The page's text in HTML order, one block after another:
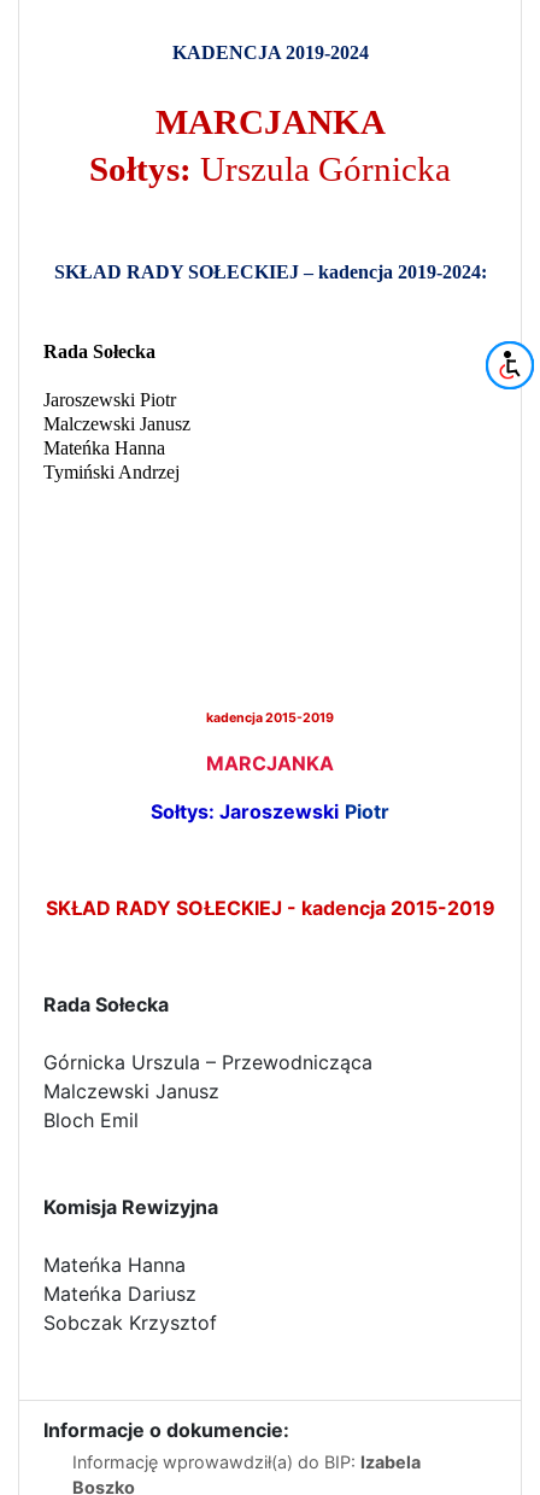
KADENCJA 2019-2024
MARCJANKA
Sołtys: Urszula Górnicka
SKŁAD RADY SOŁECKIEJ – kadencja 2019-2024:
Rada Sołecka
Jaroszewski Piotr
Malczewski Janusz
Mateńka Hanna
Tymiński Andrzej
kadencja 2015-2019
MARCJANKA
Sołtys: Jaroszewski Piotr
SKŁAD RADY SOŁECKIEJ - kadencja 2015-2019
Rada Sołecka
Górnicka Urszula – Przewodnicząca
Malczewski Janusz
Bloch Emil
Komisja Rewizyjna
Mateńka Hanna
Mateńka Dariusz
Sobczak Krzysztof
Informacje o dokumencie:
Informację wprowawdził(a) do BIP: Izabela
Boszko